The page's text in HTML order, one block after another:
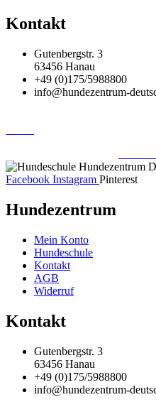
Kontakt
Gutenbergstr. 3
63456 Hanau
+49 (0)175/5988800
info@hundezentrum-
Facebook Instagram Pinterest
Hundezentrum
Mein Konto
Hundeschule
Kontakt
AGB
Widerruf
Kontakt
Gutenbergstr. 3
63456 Hanau
+49 (0)175/5988800
info@hundezentrum-